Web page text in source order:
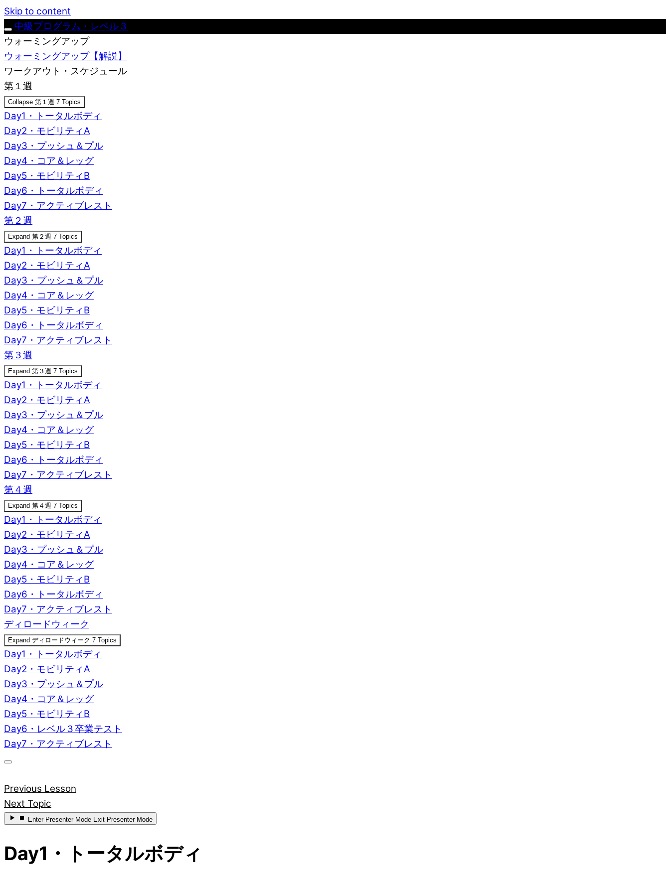
Skip to content
中級プログラム・レベル３
ウォーミングアップ
ウォーミングアップ【解説】
ワークアウト・スケジュール
第１週
Collapse 第１週 7 Topics
Day1・トータルボディ
Day2・モビリティA
Day3・プッシュ＆プル
Day4・コア＆レッグ
Day5・モビリティB
Day6・トータルボディ
Day7・アクティブレスト
第２週
Expand 第２週 7 Topics
Day1・トータルボディ
Day2・モビリティA
Day3・プッシュ＆プル
Day4・コア＆レッグ
Day5・モビリティB
Day6・トータルボディ
Day7・アクティブレスト
第３週
Expand 第３週 7 Topics
Day1・トータルボディ
Day2・モビリティA
Day3・プッシュ＆プル
Day4・コア＆レッグ
Day5・モビリティB
Day6・トータルボディ
Day7・アクティブレスト
第４週
Expand 第４週 7 Topics
Day1・トータルボディ
Day2・モビリティA
Day3・プッシュ＆プル
Day4・コア＆レッグ
Day5・モビリティB
Day6・トータルボディ
Day7・アクティブレスト
ディロードウィーク
Expand ディロードウィーク 7 Topics
Day1・トータルボディ
Day2・モビリティA
Day3・プッシュ＆プル
Day4・コア＆レッグ
Day5・モビリティB
Day6・レベル３卒業テスト
Day7・アクティブレスト
Previous Lesson
Next Topic
Enter Presenter Mode Exit Presenter Mode
Day1・トータルボディ